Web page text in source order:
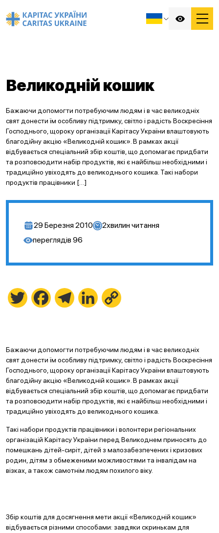
Великодній кошик
Бажаючи допомогти потребуючим людям і в час великодніх
свят донести їм особливу підтримку, світло і радість Воскресіння
Господнього, щороку організації Карітасу України влаштовують
благодійну акцію «Великодній кошик». В рамках акції
відбувається спеціальний збір коштів, що допомагає придбати
та розповсюдити набір продуктів, які є найбільш необхідними і
традиційно увіходять до великоднього кошика. Такі набори
продуктів працівники […]
29 Березня 2010 2хвилин читання
переглядів 96
Twitter FacebookTelegramLinkedIn
Бажаючи допомогти потребуючим людям і в час великодніх
свят донести їм особливу підтримку, світло і радість Воскресіння
Господнього, щороку організації Карітасу України влаштовують
благодійну акцію «Великодній кошик». В рамках акції
відбувається спеціальний збір коштів, що допомагає придбати
та розповсюдити набір продуктів, які є найбільш необхідними і
традиційно увіходять до великоднього кошика.
Такі набори продуктів працівники і волонтери регіональних
організацій Карітасу України перед Великоднем приносять до
помешкань дітей-сиріт, дітей з малозабезпечених і кризових
родин, дітям з обмеженими можливостями та інвалідам на
візках, а також самотнім людям похилого віку.
Збір коштів для досягнення мети акції «Великодній кошик»
відбувається різними способами: завдяки скринькам для